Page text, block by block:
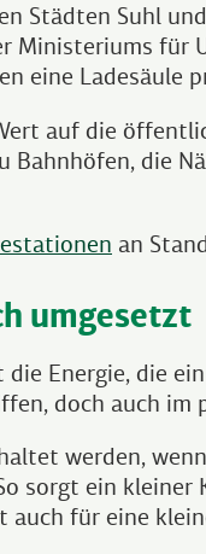
Städten Suhl
für
eine Ladesäule
auf die
Bahnhöfen, die
an
umgesetzt
Energie, die
doch auch
werden,
sorgt ein
für eine